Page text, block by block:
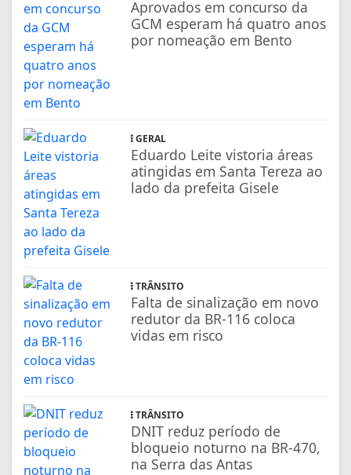
Aprovados em concurso da
GCM esperam há quatro anos
por nomeação em Bento
GERAL
Eduardo Leite vistoria áreas
atingidas em Santa Tereza ao
lado da prefeita Gisele
TRÂNSITO
Falta de sinalização em novo
redutor da BR-116 coloca
vidas em risco
TRÂNSITO
DNIT reduz período de
bloqueio noturno na BR-470,
na Serra das Antas